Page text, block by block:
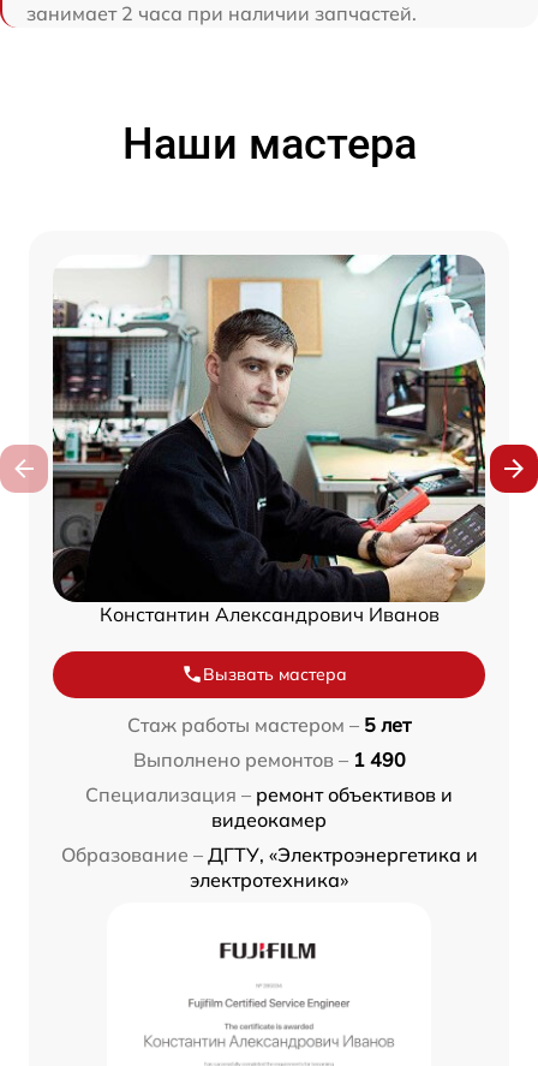
занимает 2 часа при наличии запчастей.
Наши мастера
Константин Александрович Иванов
Вызвать мастера
Стаж работы мастером – 5 лет
Выполнено ремонтов – 1 490
Специализация – ремонт объективов и
видеокамер
Образование – ДГТУ, «Электроэнергетика и
электротехника»